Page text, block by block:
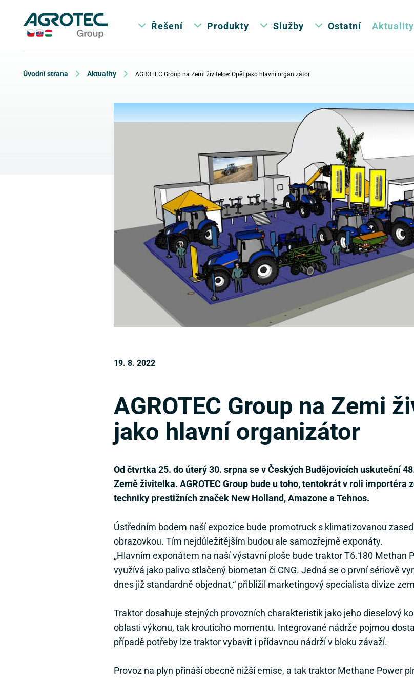
Řešení Produkty Služby Ostatní Aktuality
Úvodní strana Aktuality AGROTEC Group na Zemi živitelce: Opět jako hlavní organizátor
19. 8. 2022
AGROTEC Group na Zemi
jako hlavní organizátor
Od čtvrtka 25. do úterý 30. srpna se v Českých Budějovicích uskuteční
Země živitelka. AGROTEC Group bude u toho, tentokrát v roli
techniky prestižních značek New Holland, Amazone a Tehnos.
Ústředním bodem naší expozice bude promotruck s klimatizovanou
obrazovkou. Tím nejdůležitějším budou ale samozřejmě exponáty.
„Hlavním exponátem na naší výstavní ploše bude traktor T6.180 Methan
využívá jako palivo stlačený biometan či CNG. Jedná se o první sériově
dnes již standardně objednat,“ přiblížil marketingový specialista divize
Traktor dosahuje stejných provozních charakteristik jako jeho dieselový
oblasti výkonu, tak krouticího momentu. Integrované nádrže pojmou
případě potřeby lze traktor vybavit i přídavnou nádrží v bloku závaží.
Provoz na plyn přináší obecně nižší emise, a tak traktor Methane Power